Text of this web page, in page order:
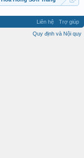
Liên hệ
Trợ giúp
Quy định và Nội quy